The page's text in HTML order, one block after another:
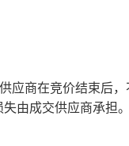
应商在竞价结束后
由成交供应商承担。